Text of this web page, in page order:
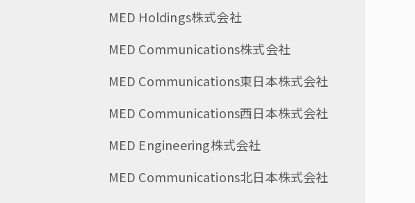
MED Holdings株式会社
MED Communications株式会社
MED Communications東日本株式会社
MED Communications西日本株式会社
MED Engineering株式会社
MED Communications北日本株式会社